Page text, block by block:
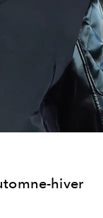
hiver